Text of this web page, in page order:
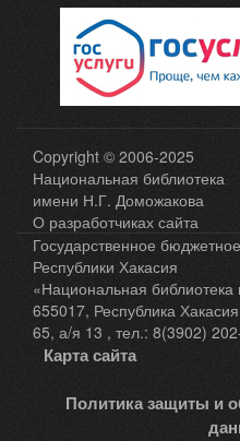
Copyright © 2006-2025
Национальная библиотека
имени Н.Г. Доможакова
О разработчиках сайта
Государственное
Республики Хакасия
«Национальная
655017, Республика
65, а/я 13 , тел.: 8(3902)
Карта сайта
Политика защиты и